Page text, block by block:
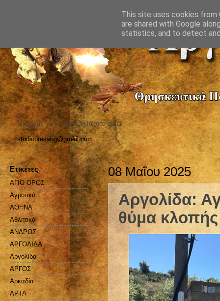
Μπορείτε να επικοινωνείτε στο email
studiopressbg@gmail.com
08 Μαΐου 2025
Αργολίδα:
θύμα
Ετικέτες
ΑΓΙΟ ΟΡΟΣ
Αγροτικά
ΑΘΗΝΑ
Αθλητικά
ΑΝΔΡΟΣ
ΑΡΓΟΛΙΔΑ
Αργολίδα
ΑΡΓΟΣ
Αρκαδία
ΑΡΤΑ
This site uses cookies from
are shared with Google
statistics, and to detect